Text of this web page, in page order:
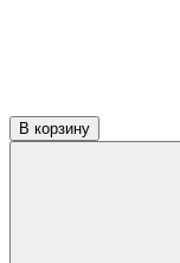
В корзину